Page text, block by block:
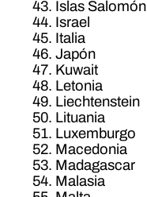
Islas Salomón
Israel
Italia
Japón
Kuwait
Letonia
Liechtenstein
Lituania
Luxemburgo
Macedonia
Madagascar
Malasia